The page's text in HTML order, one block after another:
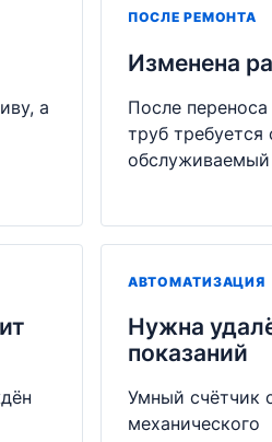
а
ПОСЛЕ РЕМОНТА
Изменена
После
труб
обслуживаемый
АВТОМАТИЗАЦИЯ
Нужна
показаний
Умный счётчик
механического